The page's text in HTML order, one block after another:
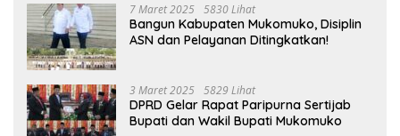
7 Maret 2025 5830 Lihat
Bangun Kabupaten Mukomuko, Disiplin
ASN dan Pelayanan Ditingkatkan!
3 Maret 2025 5829 Lihat
DPRD Gelar Rapat Paripurna Sertijab
Bupati dan Wakil Bupati Mukomuko